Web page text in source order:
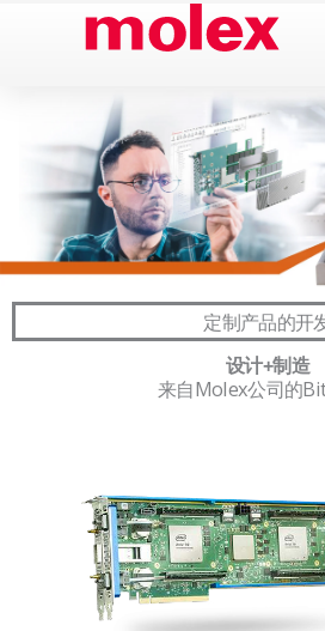
定制产品的开
设计+制造
来自Molex公司的